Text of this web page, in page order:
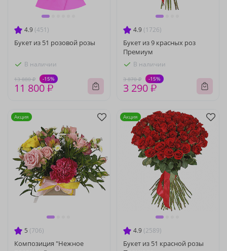
4.9 (451)
Букет из 51 розовой розы
В наличии
13 880 ₽ -15%
11 800 ₽
4.9 (1726)
Букет из 9 красных роз
Премиум
В наличии
3 870 ₽ -15%
3 290 ₽
5 (706)
Композиция "Нежное
Акция
4.9 (2589)
Букет из 51 красной розы
Акция